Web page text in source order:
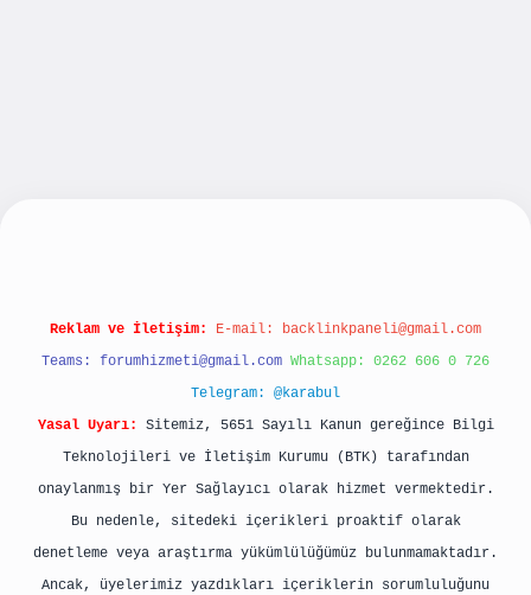
Reklam ve İletişim: E-mail: backlinkpaneli@gmail.com
Teams: forumhizmeti@gmail.com Whatsapp: 0262 606 0 726
Telegram: @karabul
Yasal Uyarı:
Sitemiz, 5651 Sayılı Kanun gereğince Bilgi
Teknolojileri ve İletişim Kurumu (BTK) tarafından
onaylanmış bir Yer Sağlayıcı olarak hizmet vermektedir.
Bu nedenle, sitedeki içerikleri proaktif olarak
denetleme veya araştırma yükümlülüğümüz bulunmamaktadır.
Ancak, üyelerimiz yazdıkları içeriklerin sorumluluğunu